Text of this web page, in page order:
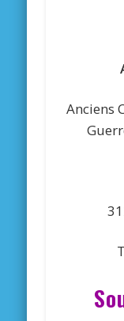
Anciens